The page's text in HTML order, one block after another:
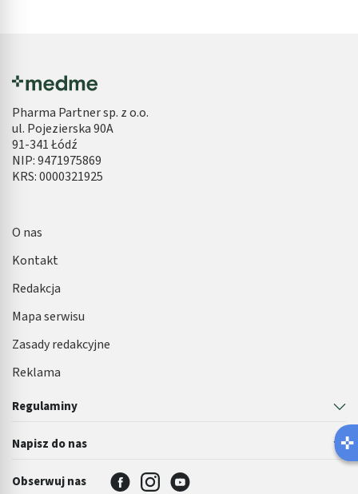
Pharma Partner sp. z o.o.
ul. Pojezierska 90A
91-341 Łódź
NIP: 9471975869
KRS: 0000321925
Regulaminy
Napisz do nas
O nas
Kontakt
Redakcja
Mapa serwisu
Zasady redakcyjne
Reklama
Obserwuj nas
Latem łatwiej o infekcję pęcherza 🌊